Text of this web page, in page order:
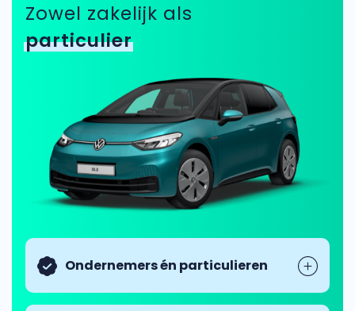
Zowel zakelijk als
particulier
Ondernemers én particulieren